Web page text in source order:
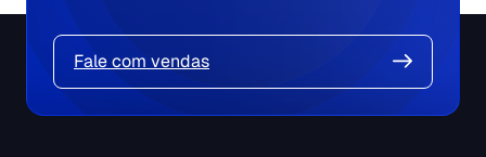
Fale com vendas